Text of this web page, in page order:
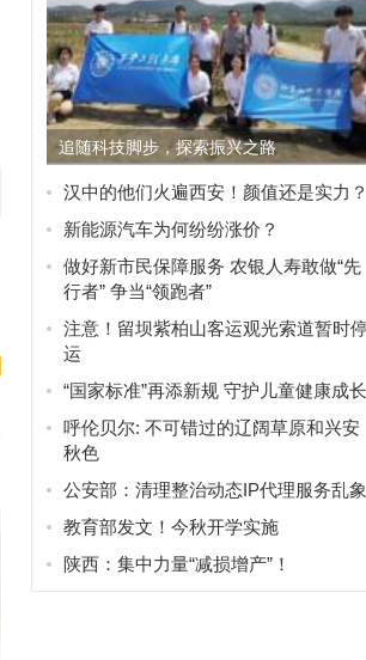
追随科技脚步，探索振兴之路
汉中的他们火遍西安！颜值还是实力？
新能源汽车为何纷纷涨价？
做好新市民保障服务 农银人寿敢做“先
行者” 争当“领跑者”
注意！留坝紫柏山客运观光索道暂时
运
“国家标准”再添新规 守护儿童健康成长
呼伦贝尔: 不可错过的辽阔草原和兴安
秋色
公安部：清理整治动态IP代理服务乱象
教育部发文！今秋开学实施
陕西：集中力量“减损增产”！